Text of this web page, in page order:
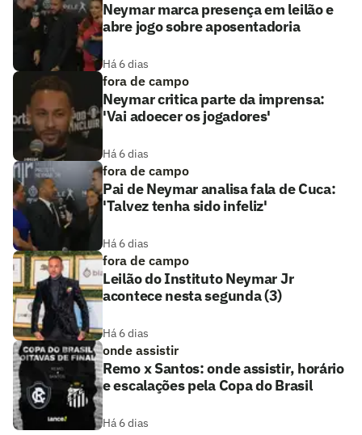
Neymar marca presença em leilão e
abre jogo sobre aposentadoria
Há 6 dias
fora de campo
Neymar critica parte da imprensa:
'Vai adoecer os jogadores'
Há 6 dias
fora de campo
Pai de Neymar analisa fala de Cuca:
'Talvez tenha sido infeliz'
Há 6 dias
fora de campo
Leilão do Instituto Neymar Jr
acontece nesta segunda (3)
Há 6 dias
onde assistir
Remo x Santos: onde assistir, horário
e escalações pela Copa do Brasil
Há 6 dias